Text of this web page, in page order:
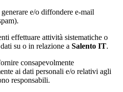
e/o diffondere e-mail
effettuare attività sistematiche o
su o in relazione a Salento IT.
consapevolmente
ai dati personali e/o relativi agli
responsabili.